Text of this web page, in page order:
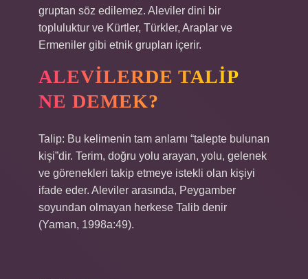
gruptan söz edilemez. Aleviler dini bir
topluluktur ve Kürtler, Türkler, Araplar ve
Ermeniler gibi etnik grupları içerir.
ALEVILERDE TALIP
NE DEMEK?
Talip: Bu kelimenin tam anlamı “talepte bulunan
kişi”dir. Terim, doğru yolu arayan, yolu, gelenek
ve görenekleri takip etmeye istekli olan kişiyi
ifade eder. Aleviler arasında, Peygamber
soyundan olmayan herkese Talib denir
(Yaman, 1998a:49).